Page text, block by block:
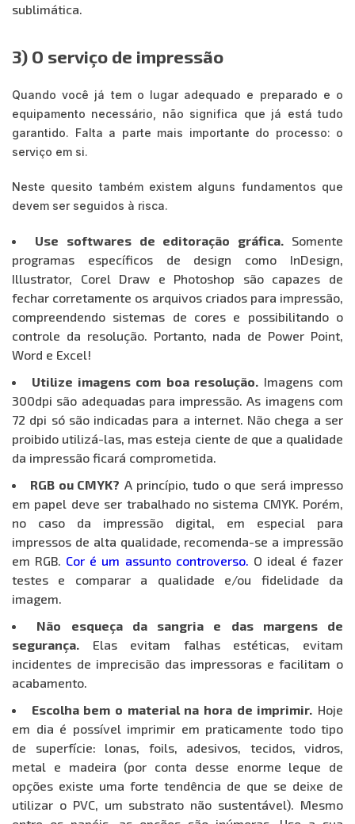
sublimática.
3) O serviço de impressão
Quando você já tem o lugar adequado e preparado e o
equipamento necessário, não significa que já está tudo
garantido. Falta a parte mais importante do processo: o
serviço em si.
Neste quesito também existem alguns fundamentos que
devem ser seguidos à risca.
Use softwares de editoração gráfica. Somente
programas específicos de design como InDesign,
Illustrator, Corel Draw e Photoshop são capazes de
fechar corretamente os arquivos criados para impressão,
compreendendo sistemas de cores e possibilitando o
controle da resolução. Portanto, nada de Power Point,
Word e Excel!
Utilize imagens com boa resolução.Imagens com
300dpi são adequadas para impressão. As imagens com
72 dpi só são indicadas para a internet. Não chega a ser
proibido utilizá-las, mas esteja ciente de que a qualidade
da impressão ficará comprometida.
RGB ou CMYK? A princípio, tudo o que será impresso
em papel deve ser trabalhado no sistema CMYK. Porém,
no caso da impressão digital, em especial para
impressos de alta qualidade, recomenda-se a impressão
em RGB. Cor é um assunto controverso. O ideal é fazer
testes e comparar a qualidade e/ou fidelidade da
imagem.
Não esqueça da sangria e das margens de
segurança. Elas evitam falhas estéticas, evitam
incidentes de imprecisão das impressoras e facilitam o
acabamento.
Escolha bem o material na hora de imprimir. Hoje
em dia é possível imprimir em praticamente todo tipo
de superfície: lonas, foils, adesivos, tecidos, vidros,
metal e madeira (por conta desse enorme leque de
opções existe uma forte tendência de que se deixe de
utilizar o PVC, um substrato não sustentável). Mesmo